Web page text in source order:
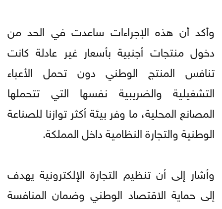
وأكد أن هذه الإجراءات ساعدت في الحد من
دخول منتجات أجنبية بأسعار غير عادلة كانت
تنافس المنتج الوطني دون تحمل الأعباء
التشغيلية والضريبية نفسها التي تتحملها
المصانع المحلية، ما وفر بيئة أكثر توازنا للصناعة
الوطنية والتجارة النظامية داخل المملكة.
وأشار إلى أن تنظيم التجارة الإلكترونية يهدف
إلى حماية الاقتصاد الوطني وضمان المنافسة